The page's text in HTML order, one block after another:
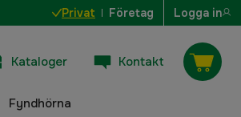
Privat Företag Logga in
Kataloger Kontakt
Fyndhörna